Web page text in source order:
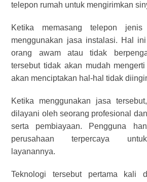
telepon rumah untuk mengirimkan
Ketika memasang telepon
menggunakan jasa instalasi. Hal
orang awam atau tidak
tersebut tidak akan mudah
akan menciptakan hal-hal tidak
Ketika menggunakan jasa
dilayani oleh seorang profesional
serta pembiayaan. Pengguna
perusahaan terpercaya
layanannya.
Teknologi tersebut pertama kali